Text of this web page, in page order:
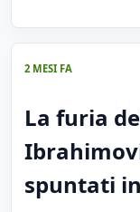
2 MESI FA
La furia
spuntati